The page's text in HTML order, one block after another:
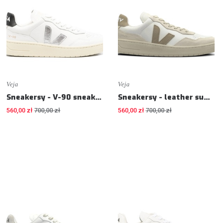
Veja
Sneakersy - V-90 sneakers - Sneakers
560,00 zł 700,00 zł
Veja
Sneakersy - leather suede trainers - Sneakers
560,00 zł 700,00 zł